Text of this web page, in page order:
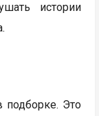
истории
Это